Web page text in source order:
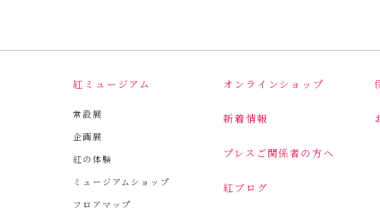
紅ミュージアム
常設展
企画展
紅の体験
ミュージアムショップ
フロアマップ
オンラインショップ
新着情報
プレスご関係者の方へ
紅ブログ